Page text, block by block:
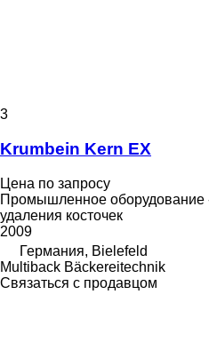
3
Krumbein Kern EX
Цена по запросу
Промышленное оборудование
удаления косточек
2009
Германия, Bielefeld
Multiback Bäckereitechnik
Связаться с продавцом